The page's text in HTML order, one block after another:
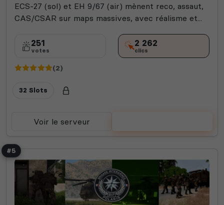
ECS-27 (sol) et EH 9/67 (air) mènent reco, assaut,
CAS/CSAR sur maps massives, avec réalisme et...
251
votes
2 262
clics
(2)
32 Slots
Voir le serveur
#5